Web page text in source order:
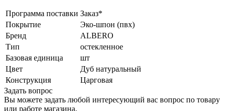
Программа поставки Заказ*
Покрытие
Эко-шпон (пвх)
Бренд
ALBERO
Тип
остекленное
Базовая единица
шт
Цвет
Дуб натуральный
Конструкция
Царговая
Задать вопрос
Вы можете задать любой интересующий вас вопрос по товару
или работе магазина.